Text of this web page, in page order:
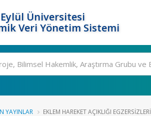
Üniversitesi
Veri Yönetim Sistemi
YAYINLAR EKLEM HAREKET AÇIKLIĞI EGZERSIZLERI